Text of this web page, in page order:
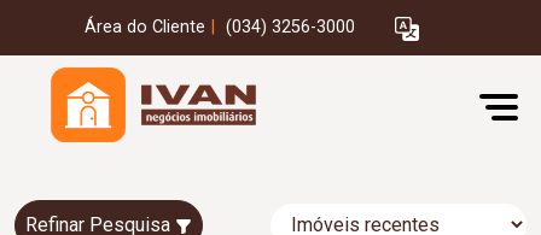
Área do Cliente (034) 3256-3000
Refinar Pesquisa